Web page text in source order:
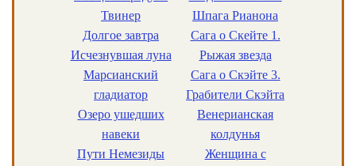
Твинер
Долгое завтра
Исчезнувшая луна
Марсианский
гладиатор
Озеро ушедших
навеки
Пути Немезиды
Шпага Рианона
Сага о Скейте 1.
Рыжая звезда
Сага о Скэйте 3.
Грабители Скэйта
Венерианская
колдунья
Женщина с